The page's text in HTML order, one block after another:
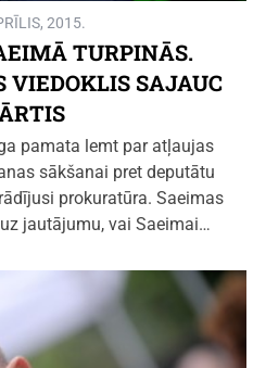
2015.
TURPINĀS.
VIEDOKLIS SAJAUC
pamata lemt par atļaujas
sākšanai pret deputātu
prokuratūra. Saeimas
jautājumu, vai Saeimai…